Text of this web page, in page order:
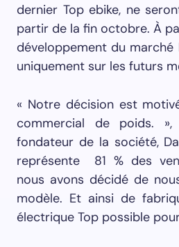
dernier Top ebike, ne
partir de la fin octobre. À
développement du marché
uniquement sur les futurs
« Notre décision est
commercial de poids.
fondateur de la société,
représente 81 % des
nous avons décidé de
modèle. Et ainsi de
électrique Top possible